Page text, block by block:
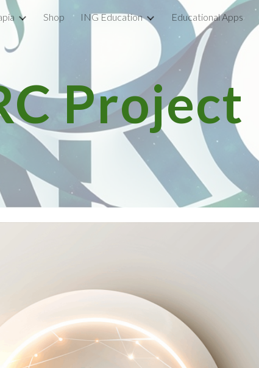
Skip to navigation
Shop ING Education Educational Apps
Project